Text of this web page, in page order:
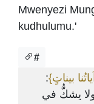
Mwenyezi
kudhulumu.'
#
بيناتٍ}:
يشكُّ في